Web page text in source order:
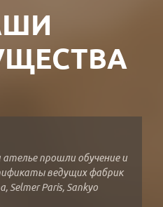
ателье прошли обучение и
ведущих фабрик
Selmer Paris, Sankyo